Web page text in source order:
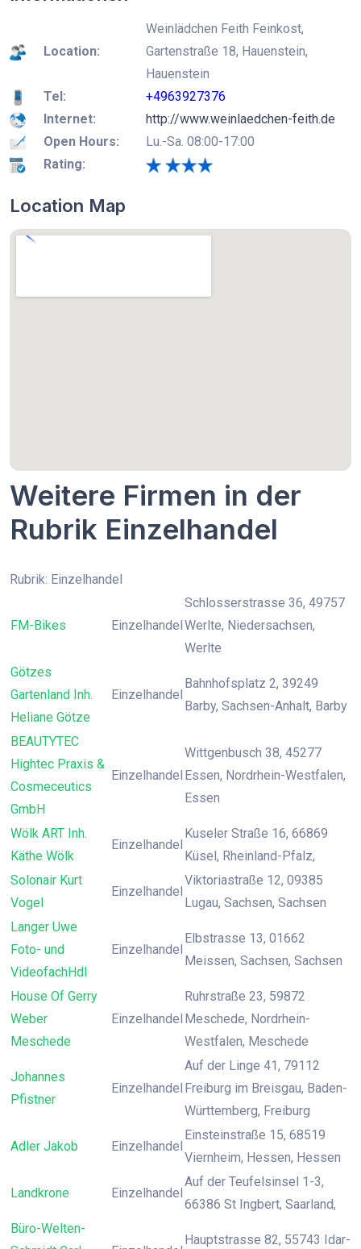
Location:
Weinlädchen Feith Feinkost,
Gartenstraße 18, Hauenstein,
Hauenstein
Tel:
+4963927376
Internet:
http://www.weinlaedchen-feith.de
Open Hours:
Lu.-Sa. 08:00-17:00
Rating:
Location Map
Weitere Firmen in der
Rubrik Einzelhandel
Rubrik: Einzelhandel
FM-Bikes Einzelhandel
Schlosserstrasse 36, 49757
Werlte, Niedersachsen,
Werlte
Götzes
Gartenland Inh.
Heliane Götze
Einzelhandel
Bahnhofsplatz 2, 39249
Barby, Sachsen-Anhalt, Barby
BEAUTYTEC
Hightec Praxis &
Cosmeceutics
GmbH
Einzelhandel
Wittgenbusch 38, 45277
Essen, Nordrhein-Westfalen,
Essen
Wölk ART Inh.
Käthe Wölk
Einzelhandel
Kuseler Straße 16, 66869
Küsel, Rheinland-Pfalz,
Solonair Kurt
Vogel
Einzelhandel
Viktoriastraße 12, 09385
Lugau, Sachsen, Sachsen
Langer Uwe
Foto- und
VideofachHdl
Einzelhandel
Elbstrasse 13, 01662
Meissen, Sachsen, Sachsen
House Of Gerry
Weber
Meschede
Einzelhandel
Ruhrstraße 23, 59872
Meschede, Nordrhein-
Westfalen, Meschede
Johannes
Pfistner
Einzelhandel
Auf der Linge 41, 79112
Freiburg im Breisgau, Baden-
Württemberg, Freiburg
Adler Jakob Einzelhandel
Einsteinstraße 15, 68519
Viernheim, Hessen, Hessen
Landkrone Einzelhandel
Auf der Teufelsinsel 1-3,
66386 St Ingbert, Saarland,
Büro-Welten-
Hauptstrasse 82, 55743 Idar-